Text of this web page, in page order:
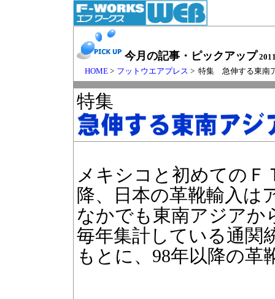
今月の記事・ピックアップ
HOME > フットウエアプレス > 特集 急伸する東南
特集
メキシコと初めてのＦ
降、日本の革靴輸入は
なかでも東南アジアか
毎年集計している通関
もとに、98年以降の革